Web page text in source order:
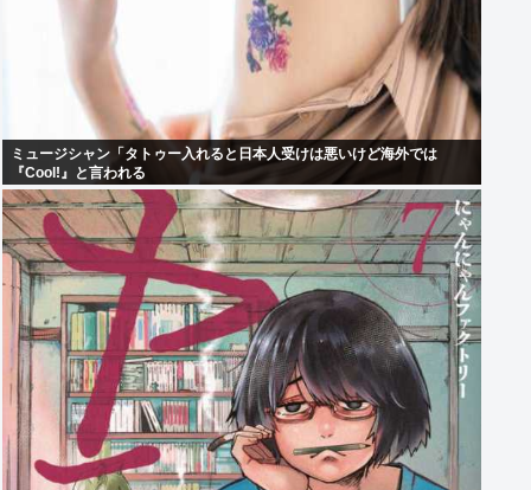
ミュージシャン「タトゥー入れると日本人受けは悪いけど海外では
『Cool!』と言われる